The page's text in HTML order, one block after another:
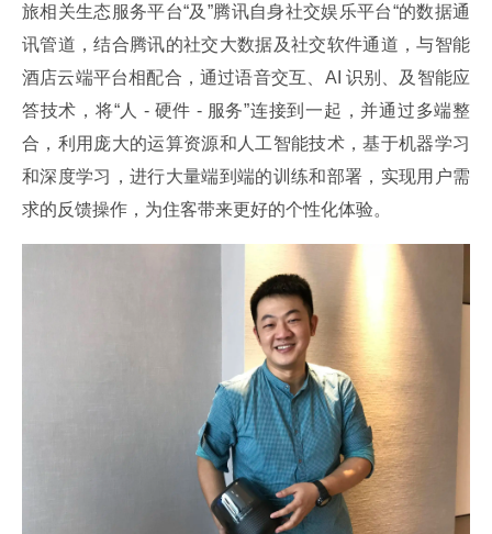
旅相关生态服务平台“及”腾讯自身社交娱乐平台“的数据通
讯管道，结合腾讯的社交大数据及社交软件通道，与智能
酒店云端平台相配合，通过语音交互、AI 识别、及智能应
答技术，将“人 - 硬件 - 服务”连接到一起，并通过多端整
合，利用庞大的运算资源和人工智能技术，基于机器学习
和深度学习，进行大量端到端的训练和部署，实现用户需
求的反馈操作，为住客带来更好的个性化体验。